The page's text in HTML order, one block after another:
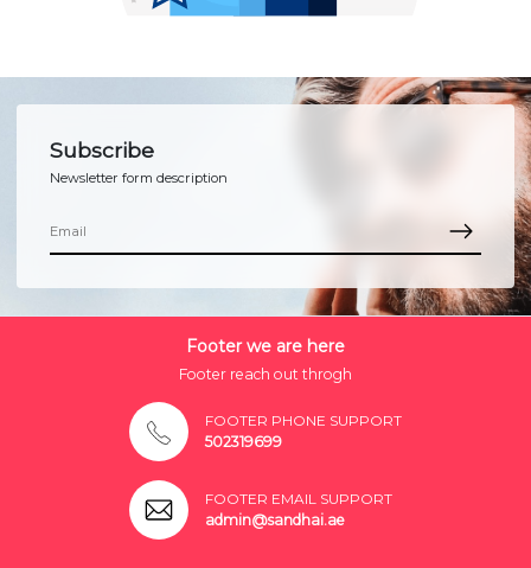
Subscribe
Newsletter form description
Footer we are here
Footer reach out throgh
FOOTER PHONE SUPPORT
502319699
FOOTER EMAIL SUPPORT
admin@sandhai.ae